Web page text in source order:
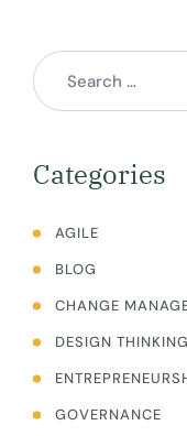
Categories
AGILE
BLOG
CHANGE
DESIGN THINKING
GOVERNANCE